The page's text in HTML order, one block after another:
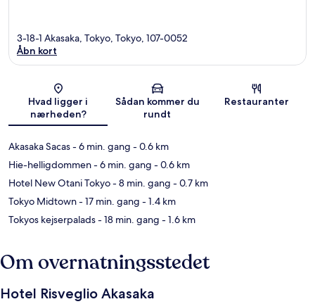
Kort
3-18-1 Akasaka, Tokyo, Tokyo, 107-0052
Åbn kort
Hvad ligger i
nærheden?
Sådan kommer du
rundt
Restauranter
Akasaka Sacas- 6 min. gang - 0.6 km
Hie-helligdommen- 6 min. gang - 0.6 km
Hotel New Otani Tokyo- 8 min. gang - 0.7 km
Tokyo Midtown- 17 min. gang - 1.4 km
Tokyos kejserpalads- 18 min. gang - 1.6 km
Om overnatningsstedet
Hotel Risveglio Akasaka